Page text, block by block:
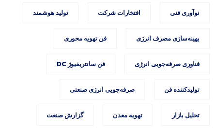
نوآوری فنی افتخارات شرکت تولید هوشمند
بهینه‌سازی مصرف انرژی فن تهویه محوری
فناوری صرفه‌جویی انرژی فن سانتریفیوژ DC
تولیدکننده فن صرفه‌جویی انرژی صنعتی
تحلیل بازار تهویه معدن گزارش صنعت